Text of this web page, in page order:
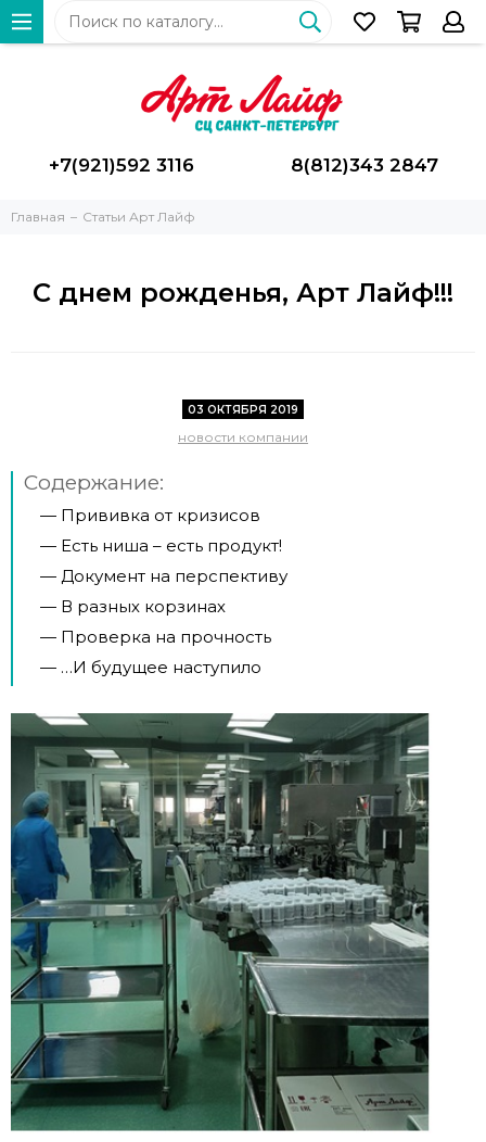
+7(921)592 3116 8(812)343 2847
Главная Статьи Арт Лайф
С днем рожденья, Арт Лайф!!!
03 ОКТЯБРЯ 2019
новости компании
Содержание:
— Прививка от кризисов
— Есть ниша – есть продукт!
— Документ на перспективу
— В разных корзинах
— Проверка на прочность
— …И будущее наступило